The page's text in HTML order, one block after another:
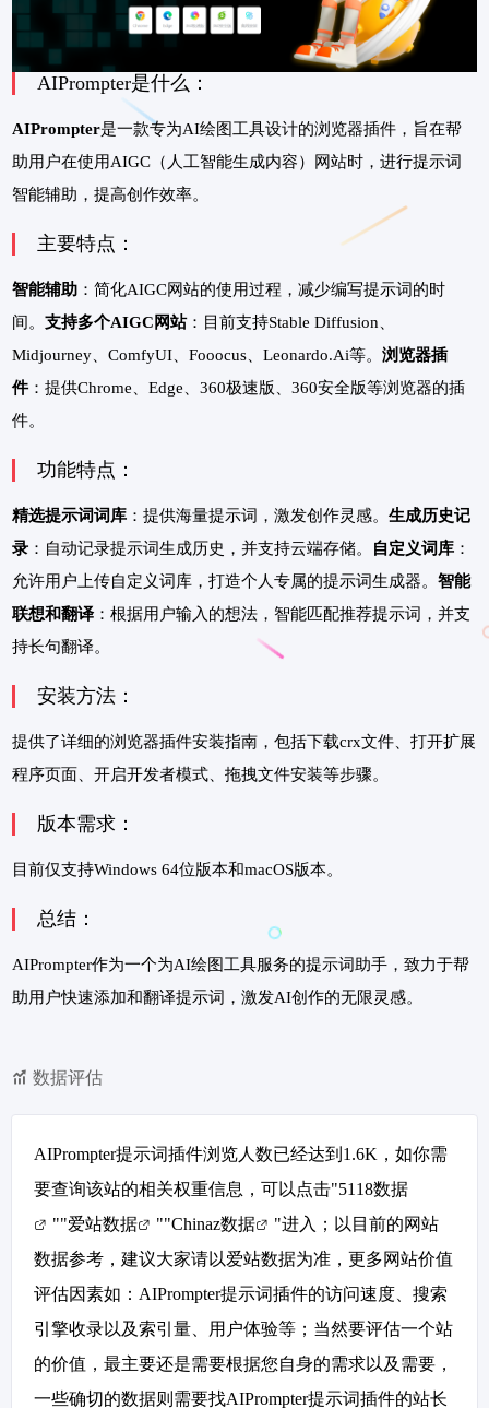
AIPrompter是什么：
AIPrompter是一款专为AI绘图工具设计的浏览器插件，旨在帮
助用户在使用AIGC（人工智能生成内容）网站时，进行提示词
智能辅助，提高创作效率。
主要特点：
智能辅助 ：简化AIGC网站的使用过程，减少编写提示词的时
间。 支持多个AIGC网站：目前支持Stable Diffusion、
Midjourney、ComfyUI、Fooocus、Leonardo.Ai等。 浏览器插
件：提供Chrome、Edge、360极速版、360安全版等浏览器的插
件。
功能特点：
精选提示词词库 ：提供海量提示词，激发创作灵感。 生成历史记
录 ：自动记录提示词生成历史，并支持云端存储。 自定义词库 ：
允许用户上传自定义词库，打造个人专属的提示词生成器。 智能
联想和翻译 ：根据用户输入的想法，智能匹配推荐提示词，并支
持长句翻译。
安装方法：
提供了详细的浏览器插件安装指南，包括下载crx文件、打开扩展
程序页面、开启开发者模式、拖拽文件安装等步骤。
版本需求：
目前仅支持Windows 64位版本和macOS版本。
总结：
AIPrompter作为一个为AI绘图工具服务的提示词助手，致力于帮
助用户快速添加和翻译提示词，激发AI创作的无限灵感。
数据评估
AIPrompter提示词插件浏览人数已经达到1.6K，如你需
要查询该站的相关权重信息，可以点击"5118数据
""爱站数据 ""Chinaz数据
"进入；以目前的网站
数据参考，建议大家请以爱站数据为准，更多网站价值
评估因素如：AIPrompter提示词插件的访问速度、搜索
引擎收录以及索引量、用户体验等；当然要评估一个站
的价值，最主要还是需要根据您自身的需求以及需要，
一些确切的数据则需要找AIPrompter提示词插件的站长